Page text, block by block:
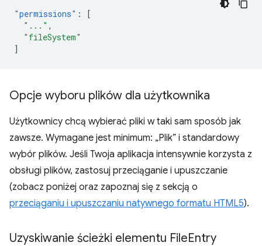
"permissions" :
[
"..." ,
"fileSystem"
]
Opcje wyboru plików dla użytkownika
Użytkownicy chcą wybierać pliki w taki sam sposób jak
zawsze. Wymagane jest minimum: „Plik” i standardowy
wybór plików. Jeśli Twoja aplikacja intensywnie korzysta z
obsługi plików, zastosuj przeciąganie i upuszczanie
(zobacz poniżej oraz zapoznaj się z sekcją o
przeciąganiu i upuszczaniu natywnego formatu HTML5).
Uzyskiwanie ścieżki elementu FileEntry